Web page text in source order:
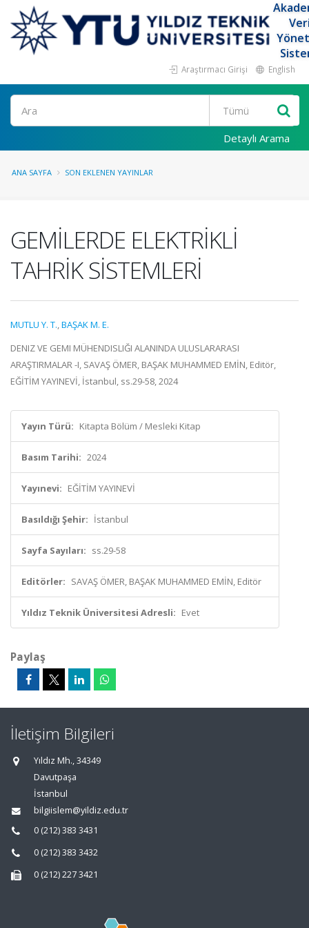
Araştırmacı Girişi English
Ara
Detaylı Arama
ANA SAYFA SON EKLENEN YAYINLAR
GEMİLERDE ELEKTRİKLİ
TAHRİK SİSTEMLERİ
MUTLU Y. T.,BAŞAK M. E.
DENIZ VE GEMI MÜHENDISLIĞI ALANINDA ULUSLARARASI
ARAŞTIRMALAR -I, SAVAŞ ÖMER, BAŞAK MUHAMMED EMİN, Editör,
EĞİTİM YAYINEVİ, İstanbul, ss.29-58, 2024
Yayın Türü: Kitapta Bölüm / Mesleki Kitap
Basım Tarihi: 2024
Yayınevi: EĞİTİM YAYINEVİ
Basıldığı Şehir: İstanbul
Sayfa Sayıları: ss.29-58
Editörler: SAVAŞ ÖMER, BAŞAK MUHAMMED EMİN, Editör
Yıldız Teknik Üniversitesi Adresli: Evet
Paylaş
İletişim Bilgileri
Yıldız Mh., 34349
Davutpaşa
İstanbul
bilgiislem@yildiz.edu.tr
0 (212) 383 3431
0 (212) 383 3432
0 (212) 227 3421